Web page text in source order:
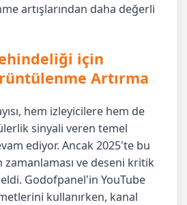
artışlarından daha değerli
için
Artırma
hem izleyicilere hem de
sinyali veren temel
ediyor. Ancak 2025'te bu
ve deseni kritik
Godofpanel'in YouTube
kullanırken, kanal